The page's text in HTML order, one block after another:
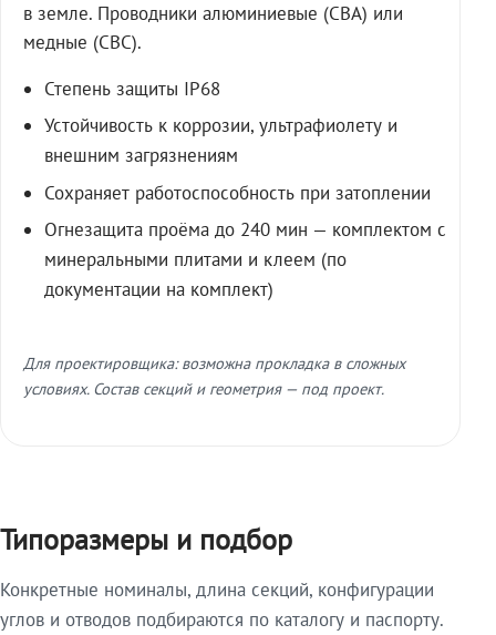
в земле. Проводники алюминиевые (СВА) или
медные (СВС).
Степень защиты IP68
Устойчивость к коррозии, ультрафиолету и
внешним загрязнениям
Сохраняет работоспособность при затоплении
Огнезащита проёма до 240 мин — комплектом с
минеральными плитами и клеем (по
документации на комплект)
Для проектировщика: возможна прокладка в сложных
условиях. Состав секций и геометрия — под проект.
Типоразмеры и подбор
Конкретные номиналы, длина секций, конфигурации
углов и отводов подбираются по каталогу и паспорту.